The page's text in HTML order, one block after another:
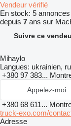
Vendeur vérifié
En stock: 5 annonces
depuis 7 ans sur
Suivre ce
Mihaylo
Langues: ukrainien,
+380 97 383...
Appelez-moi
+380 68 611...
truck-exo.com/
Adresse